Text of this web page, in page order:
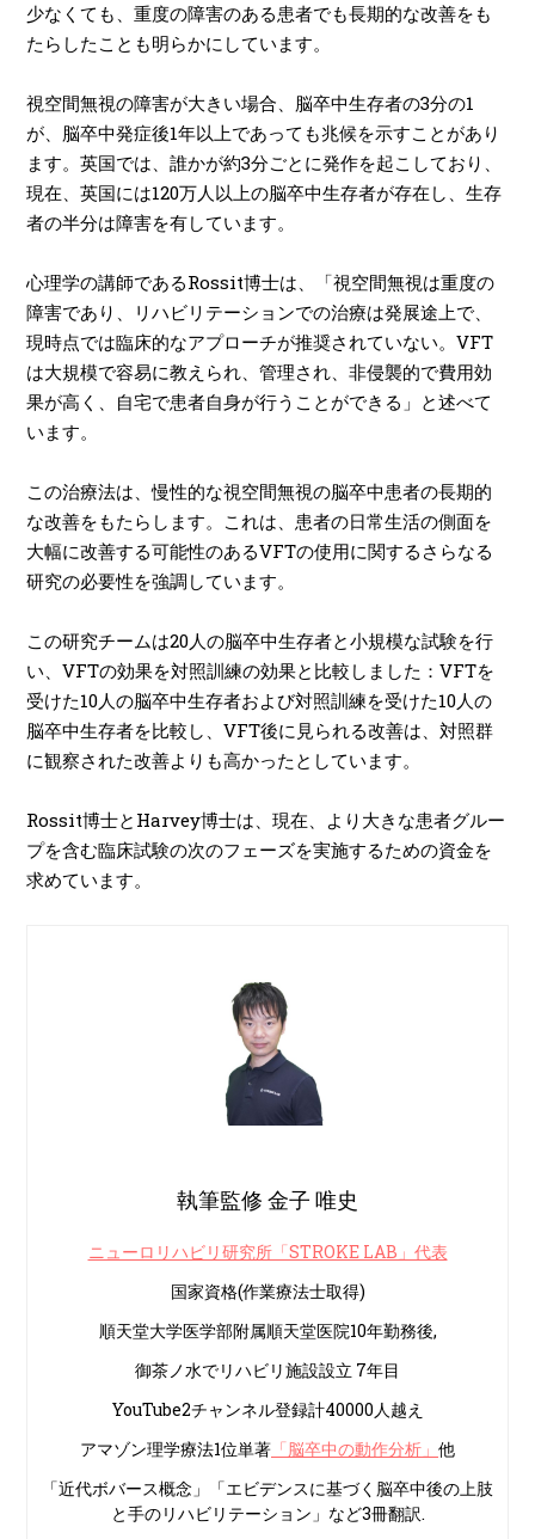
少なくても、重度の障害のある患者でも長期的な改善をも
たらしたことも明らかにしています。
視空間無視の障害が大きい場合、脳卒中生存者の3分の1
が、脳卒中発症後1年以上であっても兆候を示すことがあり
ます。英国では、誰かが約3分ごとに発作を起こしており、
現在、英国には120万人以上の脳卒中生存者が存在し、生存
者の半分は障害を有しています。
心理学の講師であるRossit博士は、「視空間無視は重度の
障害であり、リハビリテーションでの治療は発展途上で、
現時点では臨床的なアプローチが推奨されていない。VFT
は大規模で容易に教えられ、管理され、非侵襲的で費用効
果が高く、自宅で患者自身が行うことができる」と述べて
います。
この治療法は、慢性的な視空間無視の脳卒中患者の長期的
な改善をもたらします。これは、患者の日常生活の側面を
大幅に改善する可能性のあるVFTの使用に関するさらなる
研究の必要性を強調しています。
この研究チームは20人の脳卒中生存者と小規模な試験を行
い、VFTの効果を対照訓練の効果と比較しました：VFTを
受けた10人の脳卒中生存者および対照訓練を受けた10人の
脳卒中生存者を比較し、VFT後に見られる改善は、対照群
に観察された改善よりも高かったとしています。
Rossit博士とHarvey博士は、現在、より大きな患者グルー
プを含む臨床試験の次のフェーズを実施するための資金を
求めています。
執筆監修 金子 唯史
ニューロリハビリ研究所「STROKE LAB」代表
国家資格(作業療法士取得)
順天堂大学医学部附属順天堂医院10年勤務後,
御茶ノ水でリハビリ施設設立 7年目
YouTube2チャンネル登録計40000人越え
アマゾン理学療法1位単著 「脳卒中の動作分析」 他
「近代ボバース概念」「エビデンスに基づく脳卒中後の上肢
と手のリハビリテーション」など3冊翻訳.